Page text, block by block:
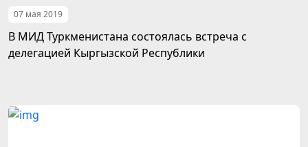
07 мая 2019
В МИД Туркменистана состоялась встреча с
делегацией Кыргызской Республики